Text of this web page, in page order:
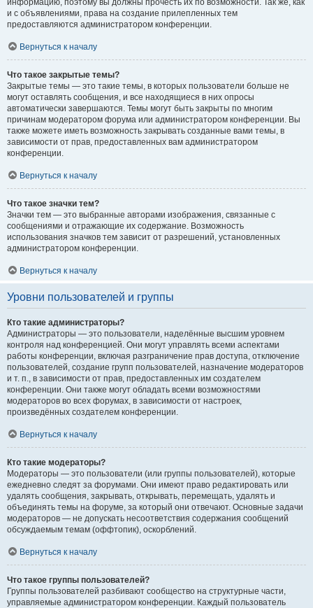
информацию, поэтому вы должны прочесть их по возможности. Так же, как
и с объявлениями, права на создание прилепленных тем
предоставляются администратором конференции.
Вернуться к началу
Что такое закрытые темы?
Закрытые темы — это такие темы, в которых пользователи больше не
могут оставлять сообщения, и все находящиеся в них опросы
автоматически завершаются. Темы могут быть закрыты по многим
причинам модератором форума или администратором конференции. Вы
также можете иметь возможность закрывать созданные вами темы, в
зависимости от прав, предоставленных вам администратором
конференции.
Вернуться к началу
Что такое значки тем?
Значки тем — это выбранные авторами изображения, связанные с
сообщениями и отражающие их содержание. Возможность
использования значков тем зависит от разрешений, установленных
администратором конференции.
Вернуться к началу
Уровни пользователей и группы
Кто такие администраторы?
Администраторы — это пользователи, наделённые высшим уровнем
контроля над конференцией. Они могут управлять всеми аспектами
работы конференции, включая разграничение прав доступа, отключение
пользователей, создание групп пользователей, назначение модераторов
и т. п., в зависимости от прав, предоставленных им создателем
конференции. Они также могут обладать всеми возможностями
модераторов во всех форумах, в зависимости от настроек,
произведённых создателем конференции.
Вернуться к началу
Кто такие модераторы?
Модераторы — это пользователи (или группы пользователей), которые
ежедневно следят за форумами. Они имеют право редактировать или
удалять сообщения, закрывать, открывать, перемещать, удалять и
объединять темы на форуме, за который они отвечают. Основные задачи
модераторов — не допускать несоответствия содержания сообщений
обсуждаемым темам (оффтопик), оскорблений.
Вернуться к началу
Что такое группы пользователей?
Группы пользователей разбивают сообщество на структурные части,
управляемые администратором конференции. Каждый пользователь